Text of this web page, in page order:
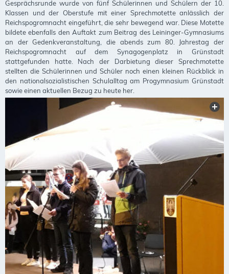
Gesprächsrunde wurde von fünf Schülerinnen und Schülern der 10.
Klassen und der Oberstufe mit einer Sprechmotette anlässlich der
Reichspogromnacht eingeführt, die sehr bewegend war. Diese Motette
bildete ebenfalls den Auftakt zum Beitrag des Leininger-Gymnasiums
an der Gedenkveranstaltung, die abends zum 80. Jahrestag der
Reichspogromnacht auf dem Synagogenplatz in Grünstadt
stattgefunden hatte. Nach der Darbietung dieser Sprechmotette
stellten die Schülerinnen und Schüler noch einen kleinen Rückblick in
den nationalsozialistischen Schulalltag am Progymnasium Grünstadt
sowie einen aktuellen Bezug zu heute her.